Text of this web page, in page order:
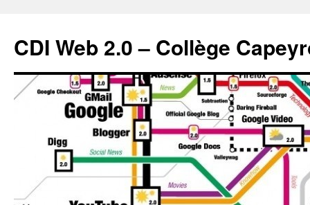
CDI Web 2.0 – Collège